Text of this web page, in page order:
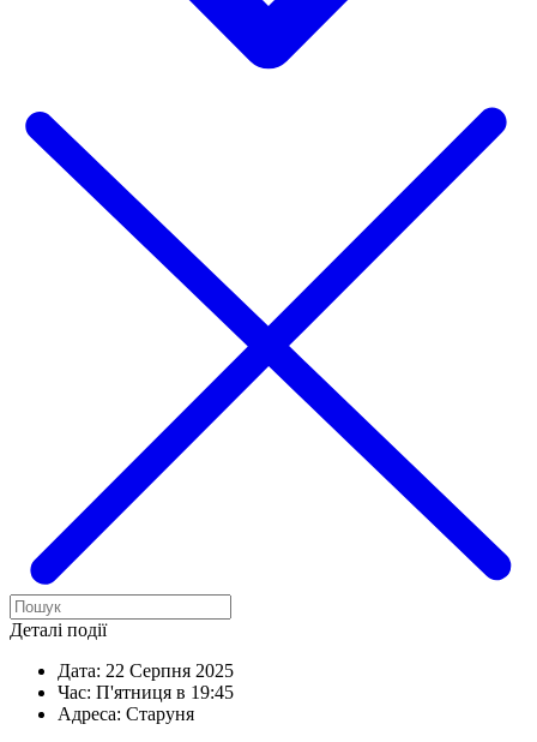
Деталі події
Дата: 22 Серпня 2025
Час: П'ятниця в 19:45
Адреса: Старуня